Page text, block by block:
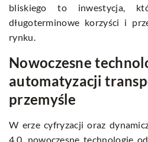
bliskiego to inwestycja,
długoterminowe korzyści i
rynku.
Nowoczesne
automatyzacji
przemyśle
W erze cyfryzacji oraz
4.0, nowoczesne technologie